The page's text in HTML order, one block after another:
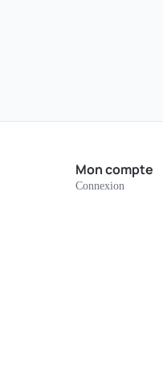
Mon compte
Connexion